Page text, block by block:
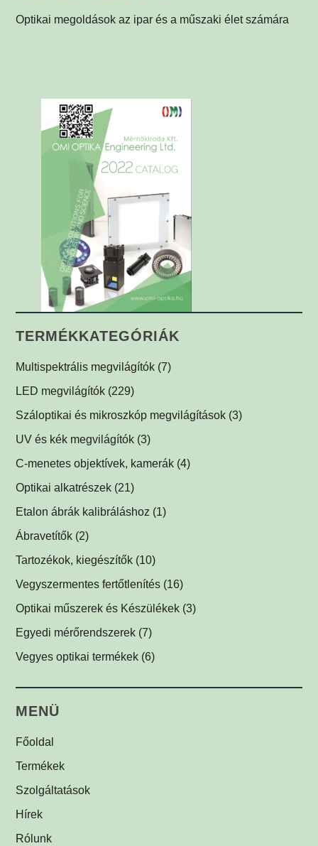
Optikai megoldások az ipar és a műszaki élet számára
TERMÉKKATEGÓRIÁK
Multispektrális megvilágítók (7)
Multispektrális dóm megvilágítók
Multispektrális háttérvilágítók
LED megvilágítók (229)
Gyűrűvilágítók
(1)
Súrlófények
Égboltvilágítók
(1)
Koaxiális világítók
(2)
Háttérvilágítók
(5)
SPOT megvilágítók
SPOT vetítők
Mátrix megvilágítók
(2)
Csíkvetítők
Egyedi megvilágítók
(2)
Száloptikai és mikroszkóp megvilágítások (3)
UV és kék megvilágítók (3)
UV és kék megvilágítások fluoreszcens alkalmazáshoz
C-menetes objektívek, kamerák (4)
Optikai alkatrészek (21)
Műszerüvegek
(1)
Optikai tükrök, prizmák
Lencsék
(1)
Optikai szűrők
(5)
Védőüvegek
Etalon ábrák kalibráláshoz (1)
Ábravetítők (2)
Tartozékok, kiegészítők (10)
LED tápegységek
(1)
Kábelek
(1)
C-menetes közdarabok
(1)
Egyéb menetes adapterek (1)
Vegyszermentes fertőtlenítés (16)
Vírusölő és baktériumölő réz fólia
(12)
UV-C légfertőtlenítő
(3)
Optikai műszerek és Készülékek (3)
Egyedi mérőrendszerek (7)
Vegyes optikai termékek (6)
MENÜ
Főoldal
Termékek
Szolgáltatások
Hírek
Rólunk